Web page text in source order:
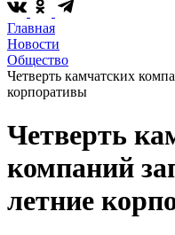
Главная
Новости
Общество
Четверть камчатских
корпоративы
Четверть
компаний
летние